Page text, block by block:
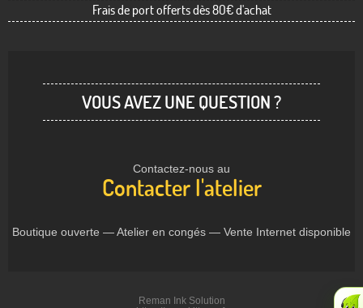
Frais de port offerts dès 80€ d'achat
VOUS AVEZ UNE QUESTION ?
Contactez-nous au
Contacter l'atelier
Boutique ouverte — Atelier en congés — Vente Internet disponible
Reman Ink Solution